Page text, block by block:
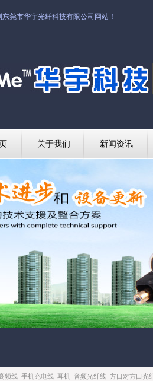
东莞市华宇光纤科技有限公司网站！
关于我们 新闻资讯
频线 手机充电线 耳机 音频光纤线 方口对方口光